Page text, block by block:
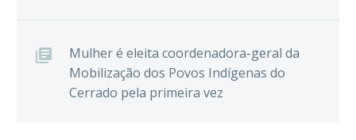
Mulher é eleita coordenadora-geral da
Mobilização dos Povos Indígenas do
Cerrado pela primeira vez